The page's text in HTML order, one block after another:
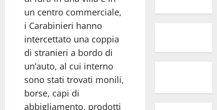
un centro commerciale,
i Carabinieri hanno
intercettato una coppia
di stranieri a bordo di
un’auto, al cui interno
sono stati trovati monili,
borse, capi di
abbigliamento, prodotti